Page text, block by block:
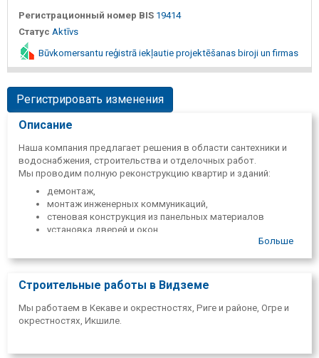
Регистрационный номер BIS 19414
Статус Aktīvs
Būvkomersantu reģistrā iekļautie projektēšanas biroji un firmas
Регистрировать изменения
Описание
Наша компания предлагает решения в области сантехники и
водоснабжения, строительства и отделочных работ.
Мы проводим полную реконструкцию квартир и зданий:
демонтаж,
монтаж инженерных коммуникаций,
стеновая конструкция из панельных материалов
установка дверей и окон
реставрация, шлифовка и лакировка деревянных полов
теплоизоляция и отделка фасадов
утепление чердака,
сборка деревянных каркасных конструкций.
Мы работаем как по проектам клиентов, так и в соответствии
Больше
Строительные работы в Видземе
Мы работаем в Кекаве и окрестностях, Риге и районе, Огре и
окрестностях, Икшиле.